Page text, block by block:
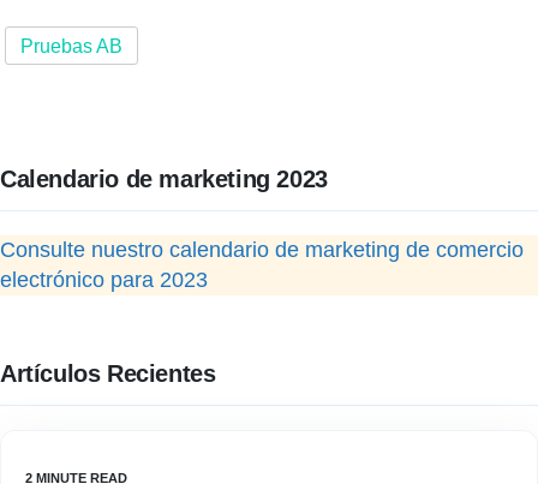
Pruebas AB
Calendario de marketing 2023
Consulte nuestro calendario de marketing de comercio
electrónico para 2023
Artículos Recientes